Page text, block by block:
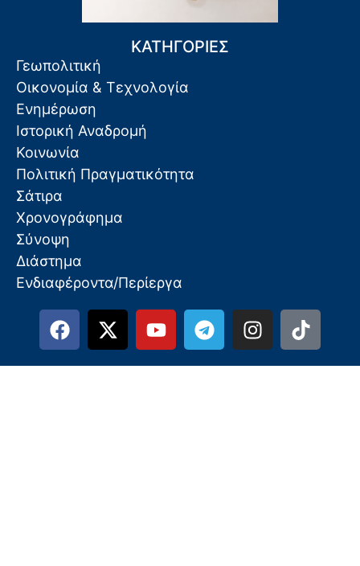
ΚΑΤΗΓΟΡΙΕΣ
Γεωπολιτική
Οικονομία & Τεχνολογία
Ενημέρωση
Ιστορική Αναδρομή
Κοινωνία
Πολιτική Πραγματικότητα
Σάτιρα
Χρονογράφημα
Σύνοψη
Διάστημα
Ενδιαφέροντα/Περίεργα